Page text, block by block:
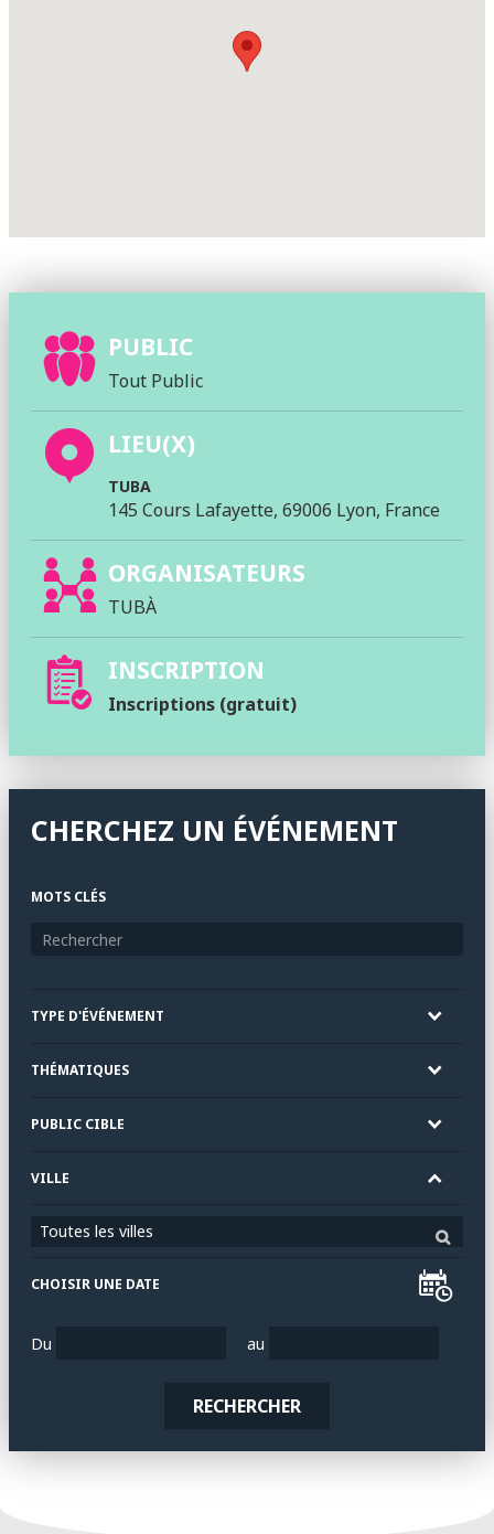
PUBLIC
Tout Public
LIEU(X)
TUBA
145 Cours Lafayette, 69006 Lyon, France
ORGANISATEURS
TUBÀ
INSCRIPTION
Inscriptions (gratuit)
CHERCHEZ UN ÉVÉNEMENT
MOTS CLÉS
TYPE D'ÉVÉNEMENT
THÉMATIQUES
PUBLIC CIBLE
VILLE
Toutes les villes
CHOISIR UNE DATE
Du au
RECHERCHER